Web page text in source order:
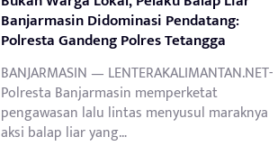
Banjarmasin Didominasi Pendatang:
Polresta Gandeng Polres Tetangga
BANJARMASIN — LENTERAKALIMANTAN.NET-
Polresta Banjarmasin memperketat
pengawasan lalu lintas menyusul maraknya
aksi balap liar yang…